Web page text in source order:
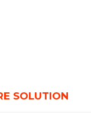
SOLUTION